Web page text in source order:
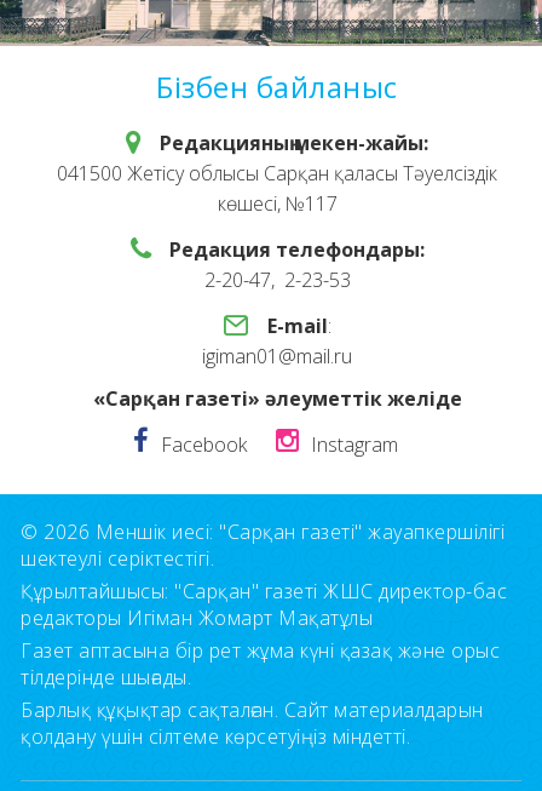
Бізбен байланыс
Редакцияның мекен-жайы:
041500 Жетісу облысы Сарқан қаласы Тәуелсіздік
көшесі, №117
Редакция телефондары:
2-20-47, 2-23-53
E-mail:
igiman01@mail.ru
«Сарқан газеті» әлеуметтік желіде
Facebook
Instagram
© 2026 Меншік иесі: "Сарқан газеті" жауапкершілігі
шектеулі серіктестігі.
Құрылтайшысы: "Сарқан" газеті ЖШС директор-бас
редакторы Игіман Жомарт Мақатұлы
Газет аптасына бір рет жұма күні қазақ және орыс
тілдерінде шығады.
Барлық құқықтар сақталған. Сайт материалдарын
қолдану үшін сілтеме көрсетуіңіз міндетті.